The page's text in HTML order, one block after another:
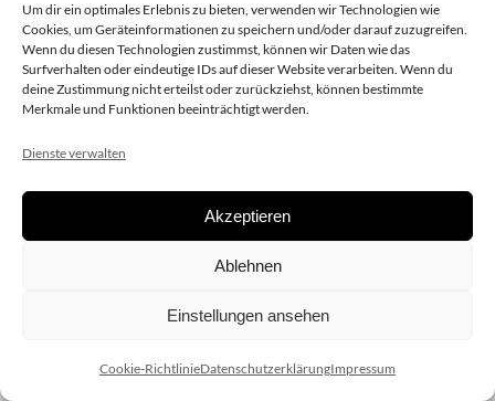
Um dir ein optimales Erlebnis zu bieten, verwenden wir Technologien wie
Cookies, um Geräteinformationen zu speichern und/oder darauf zuzugreifen.
Wenn du diesen Technologien zustimmst, können wir Daten wie das
Surfverhalten oder eindeutige IDs auf dieser Website verarbeiten. Wenn du
deine Zustimmung nicht erteilst oder zurückziehst, können bestimmte
Merkmale und Funktionen beeinträchtigt werden.
Dienste verwalten
Akzeptieren
Ablehnen
Einstellungen ansehen
Cookie-RichtlinieDatenschutzerklärungImpressum
Copyright 2020 dieSCHAUsteller.at |Datenschützerklärung|
| Design:www.ARGEntur.at